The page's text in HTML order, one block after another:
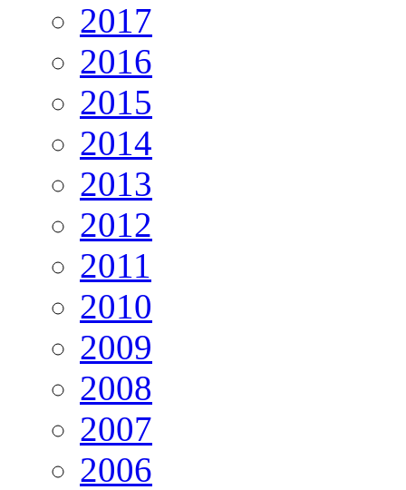
2017
2016
2015
2014
2013
2012
2011
2010
2009
2008
2007
2006